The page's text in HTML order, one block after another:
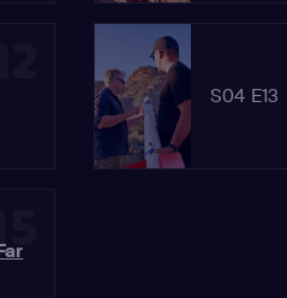
S04 E13